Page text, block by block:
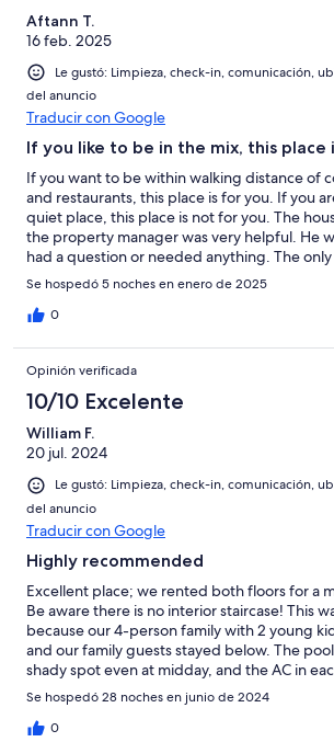
Aftann T.
16 feb. 2025
Le gustó: Limpieza, check-in, comunicación,
del anuncio
Traducir con Google
If you like to be in the mix, this place
If you want to be within walking distance of
and restaurants, this place is for you. If you
quiet place, this place is not for you. The
the property manager was very helpful. He
had a question or needed anything. The
make this place better is if they had
you can't go wrong staying here.
Se hospedó 5 noches en enero de 2025
0
Opinión verificada
10/10 Excelente
William F.
20 jul. 2024
Le gustó: Limpieza, check-in, comunicación,
del anuncio
Traducir con Google
Highly recommended
Excellent place; we rented both floors for a
Be aware there is no interior staircase! This
because our 4-person family with 2 young
and our family guests stayed below. The
shady spot even at midday, and the AC in
well. Beach access is super fast and easy - I
to directly on the beach. If you need
the lower floor or stay elsewhere on the north
Se hospedó 28 noches en junio de 2024
0